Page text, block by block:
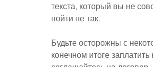
текста, который вы не
пойти не так.
Будьте осторожны с
конечном итоге